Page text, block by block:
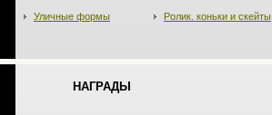
Уличные формы Ролик. коньки и скейты
НАГРАДЫ